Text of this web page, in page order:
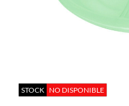
STOCK NO DISPONIBLE